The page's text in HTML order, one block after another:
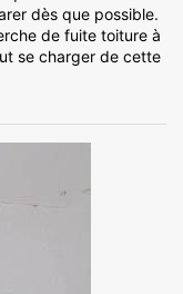
dès que possible.
de fuite toiture à
se charger de cette